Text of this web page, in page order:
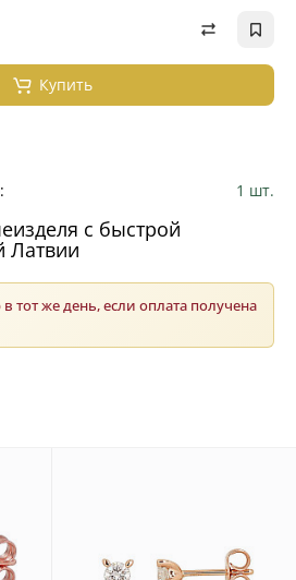
Купить
1 шт.
с быстрой
Латвии
тот же день, если оплата получена